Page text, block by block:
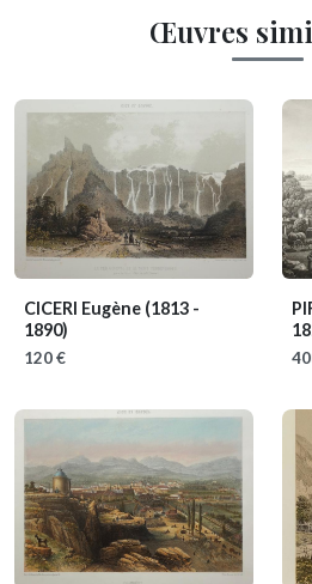
Œuvres
CICERI Eugène (1813 -
1890)
120 €